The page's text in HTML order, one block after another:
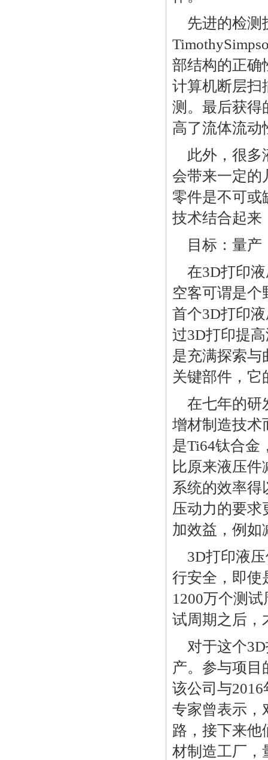
先进的检测
部结构的正确
计算机断层扫
测。最后获得
高了流体流动
此外，很多
会带来一定的
零件是不可或
技术结合起来
目标：量产
在3D打印
空客可谓是个
首个3D打印
过3D打印提
是充满探索与
关键部件，它
在七年的研
增材制造技术
是Ti64钛合金
比原来液压
系统的效率
压动力的要求
加效益，例如
3D打印液
行安全，即使
1200万个测
试周期之后，
对于这个
产。参与项目
该公司与
专家曾表示，
路，接下来他
材制造工厂，